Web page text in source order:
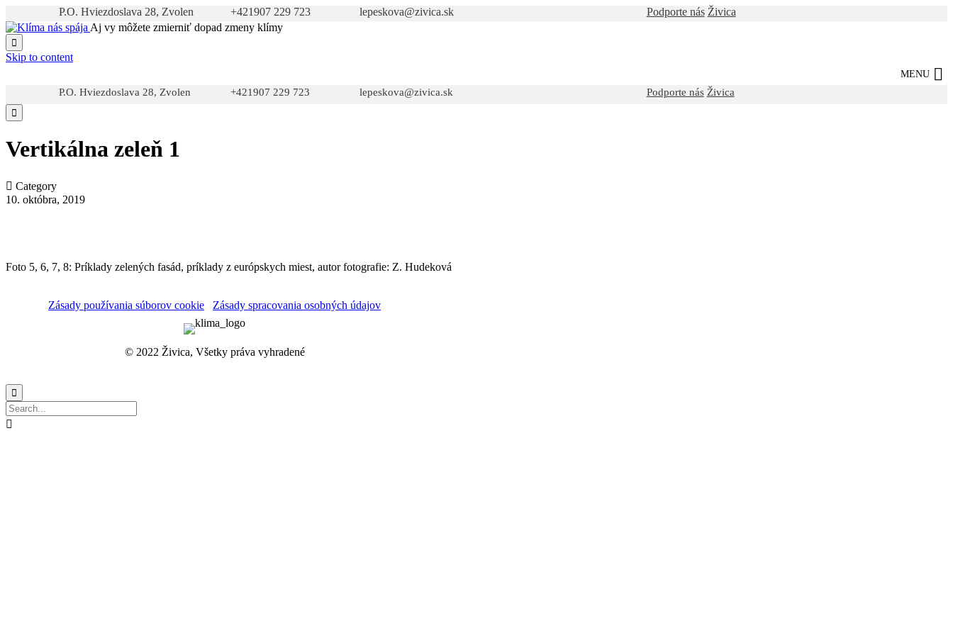
P.O. Hviezdoslava 28, Zvolen +421907 229 723 lepeskova@zivica.sk Podporte nás Živica
Aj vy môžete zmierniť dopad zmeny klímy

Skip to content
MENU
P.O. Hviezdoslava 28, Zvolen +421907 229 723 lepeskova@zivica.sk Podporte nás Živica

Vertikálna zeleň 1
 Category
10. októbra, 2019
Foto 5, 6, 7, 8: Príklady zelených fasád, príklady z európskych miest, autor fotografie: Z. Hudeková
Zásady používania súborov cookie Zásady spracovania osobných údajov
© 2022 Živica, Všetky práva vyhradené

